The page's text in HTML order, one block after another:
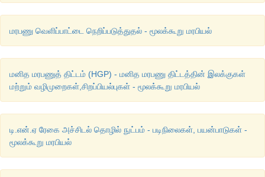
மரபணு வெளிப்பாட்டை நெறிப்படுத்துதல் - மூலக்கூறு மரபியல்
மனித மரபணுத் திட்டம் (HGP) - மனித மரபணு திட்டத்தின் இலக்குகள்
மற்றும் வழிமுறைகள்,சிறப்பியல்புகள் - மூலக்கூறு மரபியல்
டி.என்.ஏ ரேகை அச்சிடல் தொழில் நுட்பம் - படிநிலைகள், பயன்பாடுகள் -
மூலக்கூறு மரபியல்